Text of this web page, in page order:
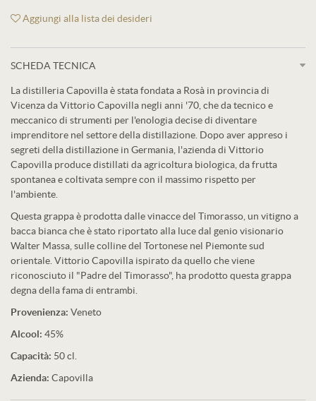
Aggiungi alla lista dei desideri
SCHEDA TECNICA
La distilleria Capovilla è stata fondata a Rosà in provincia di
Vicenza da Vittorio Capovilla negli anni '70, che da tecnico e
meccanico di strumenti per l'enologia decise di diventare
imprenditore nel settore della distillazione. Dopo aver appreso i
segreti della distillazione in Germania, l'azienda di Vittorio
Capovilla produce distillati da agricoltura biologica, da frutta
spontanea e coltivata sempre con il massimo rispetto per
l'ambiente.
Questa grappa è prodotta dalle vinacce del Timorasso, un vitigno a
bacca bianca che è stato riportato alla luce dal genio visionario
Walter Massa, sulle colline del Tortonese nel Piemonte sud
orientale. Vittorio Capovilla ispirato da quello che viene
riconosciuto il "Padre del Timorasso", ha prodotto questa grappa
degna della fama di entrambi.
Provenienza: Veneto
Alcool: 45%
Capacità: 50 cl.
Azienda: Capovilla